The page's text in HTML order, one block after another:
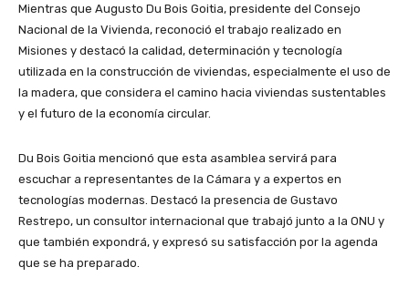
Mientras que Augusto Du Bois Goitia, presidente del Consejo
Nacional de la Vivienda, reconoció el trabajo realizado en
Misiones y destacó la calidad, determinación y tecnología
utilizada en la construcción de viviendas, especialmente el uso de
la madera, que considera el camino hacia viviendas sustentables
y el futuro de la economía circular.
Du Bois Goitia mencionó que esta asamblea servirá para
escuchar a representantes de la Cámara y a expertos en
tecnologías modernas. Destacó la presencia de Gustavo
Restrepo, un consultor internacional que trabajó junto a la ONU y
que también expondrá, y expresó su satisfacción por la agenda
que se ha preparado.